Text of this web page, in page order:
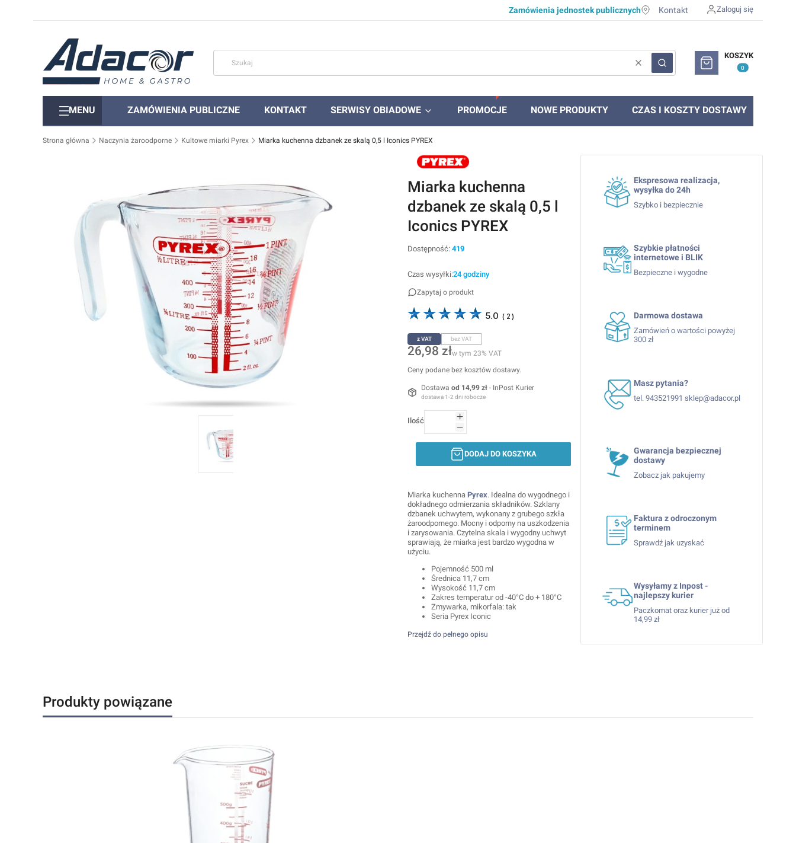
Zamówienia jednostek publicznych Kontakt Zaloguj się
WyczyśćSzukaj
Produkty w koszyku: 0.
KOSZYK
MENU ZAMÓWIENIA PUBLICZNE KONTAKT SERWISY OBIADOWE PROMOCJE NOWE PRODUKTY CZAS I KOSZTY DOSTAWY
Strona główna Naczynia żaroodporne Kultowe miarki Pyrex Miarka kuchenna dzbanek ze skalą 0,5 l Iconics PYREX
Miarka kuchenna
dzbanek ze skalą 0,5 l
Iconics PYREX
Dostępność: 419
Czas wysyłki:24 godziny
Zapytaj o produkt
5.0 ( 2 )
z VAT bez VAT
Cena
26,98 złw tym 23% VAT
w tym 23% VAT
Ceny podane bez kosztów dostawy.
Dostawa od 14,99 zł - InPost Kurier
dostawa 1-2 dni robocze
Ilość
DODAJ DO KOSZYKA
Miarka kuchenna Pyrex. Idealna do wygodnego i
dokładnego odmierzania składników. Szklany
dzbanek uchwytem, wykonany z grubego szkła
żaroodpornego. Mocny i odporny na uszkodzenia
i zarysowania. Czytelna skala i wygodny uchwyt
sprawiają, że miarka jest bardzo wygodna w
użyciu.
Pojemność 500 ml
Średnica 11,7 cm
Wysokość 11,7 cm
Zakres temperatur od -40°C do + 180°C
Zmywarka, mikorfala: tak
Seria Pyrex Iconic
Przejdź do pełnego opisu
Ekspresowa realizacja,
wysyłka do 24h
Szybko i bezpiecznie
Szybkie płatności
internetowe i BLIK
Bezpieczne i wygodne
Darmowa dostawa
Zamówień o wartości powyżej
300 zł
Masz pytania?
tel. 943521991 sklep@adacor.pl
Gwarancja bezpiecznej
dostawy
Zobacz jak pakujemy
Faktura z odroczonym
terminem
Sprawdź jak uzyskać
Wysyłamy z Inpost -
najlepszy kurier
Paczkomat oraz kurier już od
14,99 zł
Produkty powiązane